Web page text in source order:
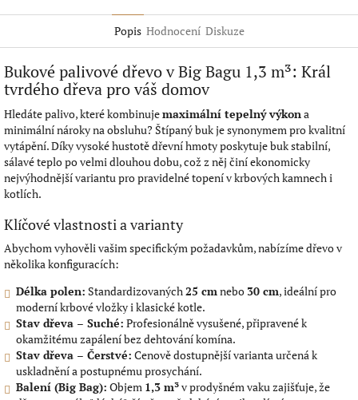
Popis Hodnocení Diskuze
Bukové palivové dřevo v Big Bagu 1,3 m³: Král
tvrdého dřeva pro váš domov
​Hledáte palivo, které kombinujemaximální tepelný výkona
minimální nároky na obsluhu? Štípaný buk je synonymem pro kvalitní
vytápění. Díky vysoké hustotě dřevní hmoty poskytuje buk stabilní,
sálavé teplo po velmi dlouhou dobu, což z něj činí ekonomicky
nejvýhodnější variantu pro pravidelné topení v krbových kamnech i
kotlích.
​Klíčové vlastnosti a varianty
​Abychom vyhověli vašim specifickým požadavkům, nabízíme dřevo v
několika konfiguracích:
Délka polen: Standardizovaných 25 cm nebo 30 cm, ideální pro
moderní krbové vložky i klasické kotle.
Stav dřeva – Suché: Profesionálně vysušené, připravené k
okamžitému zapálení bez dehtování komína.
Stav dřeva – Čerstvé: Cenově dostupnější varianta určená k
uskladnění a postupnému prosychání.
Balení (Big Bag): Objem 1,3 m³v prodyšném vaku zajišťuje, že